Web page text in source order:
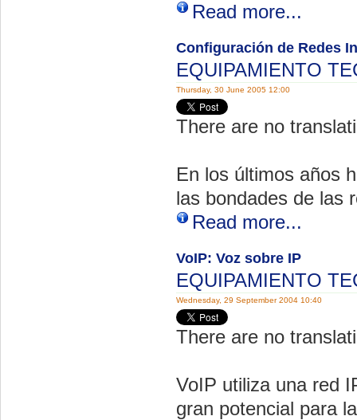
Read more...
Configuración de Redes
EQUIPAMIENTO
Thursday, 30 June 2005 12:00
There are no
En los últimos años
las bondades de las
Read more...
VoIP: Voz sobre IP
EQUIPAMIENTO
Wednesday, 29 September 2004 10:40
There are no
VoIP utiliza una red
gran potencial para